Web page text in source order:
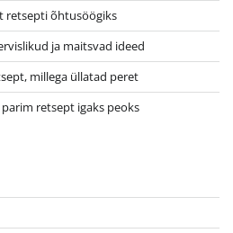
retsepti õhtusöögiks
ja maitsvad ideed
millega üllatad peret
retsept igaks peoks